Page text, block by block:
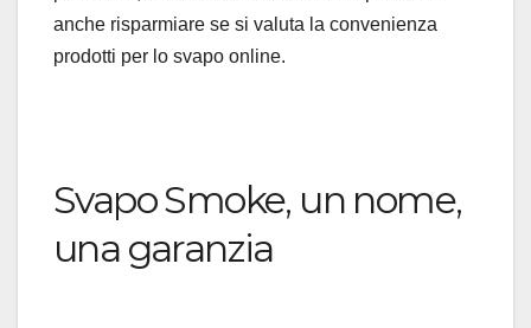
anche risparmiare se si valuta la convenienza
prodotti per lo svapo online.
Svapo Smoke, un nome,
una garanzia